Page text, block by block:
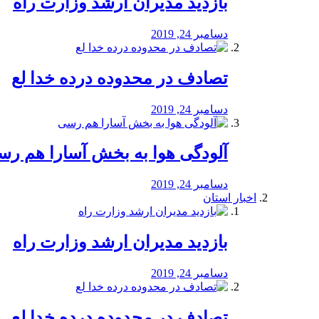
دسامبر 24, 2019
تصادف در محدوده درده خدا لع
دسامبر 24, 2019
آلودگی هوا به بخش آسارا هم
دسامبر 24, 2019
اخبار استان
بازدید مدیران ارشد وزارت راه
دسامبر 24, 2019